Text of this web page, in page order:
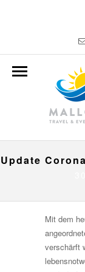
Update
Mit dem
verschärft